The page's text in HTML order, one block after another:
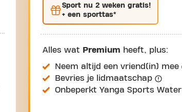
Sport nu 2 weken gratis!
+ een sporttas*
Alles wat Premium heeft, plus:
Neem altijd een vriend(in) mee
Bevries je lidmaatschap
Onbeperkt Yanga Sports Water